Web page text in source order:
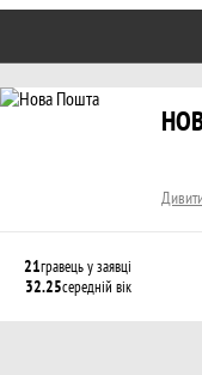
Заявка
Коротка інформація про
21гравець у заявці
32.25середній вік
Таблиці турніру